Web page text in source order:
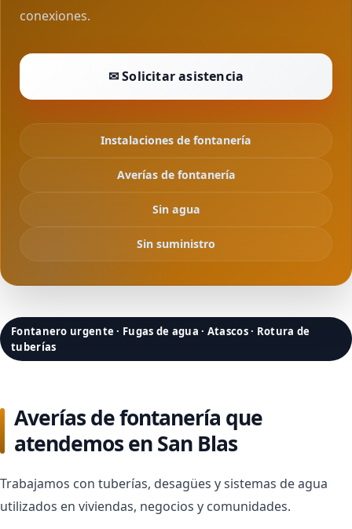
conexiones.
✉ Solicitar asistencia
Instalaciones de fontanería
Averías de fontanería
Sin agua
Sin suministro
Fontanero urgente · Fugas de agua · Atascos · Rotura de
tuberías
Averías de fontanería que
atendemos en San Blas
Trabajamos con tuberías, desagües y sistemas de agua
utilizados en viviendas, negocios y comunidades.